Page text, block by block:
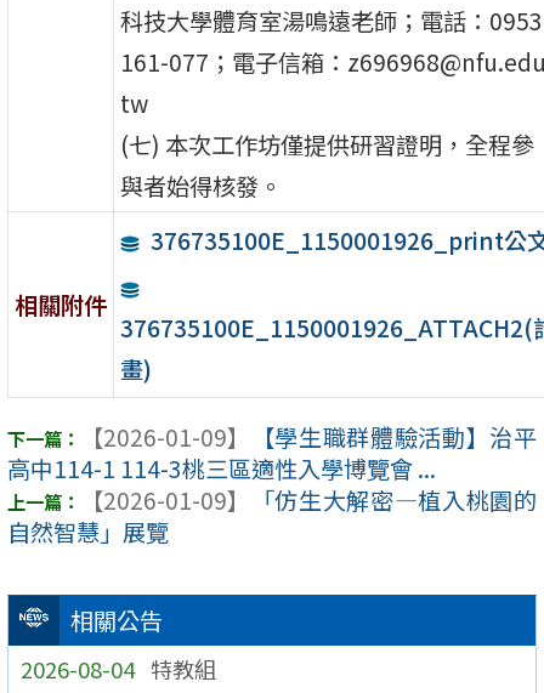
相關公告
2026-08-04 特教組
科技大學體育室湯鳴遠老師；電話：
161-077；電子信箱：
tw
(七) 本次工作坊僅提供研習證明，全程參
與者始得核發。
相關附件
376735100E_1150001926_print公
376735100E_1150001926_ATTACH2(
畫)
【2026-01-09】
【學生職群體驗活動】治平
高中114-1 114-3桃三區適性入學博覽會 ...
【2026-01-09】
「仿生大解密—植入桃園的
自然智慧」展覽